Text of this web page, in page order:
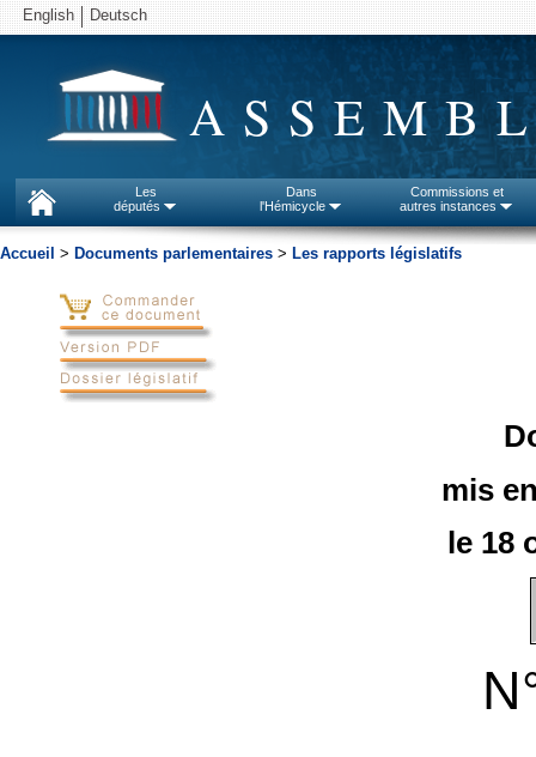
English Deutsch
Les
députés
Dans
l'Hémicycle
Commissions et
autres instances
Accueil > Documents parlementaires > Les rapports législatifs
mis
le 18